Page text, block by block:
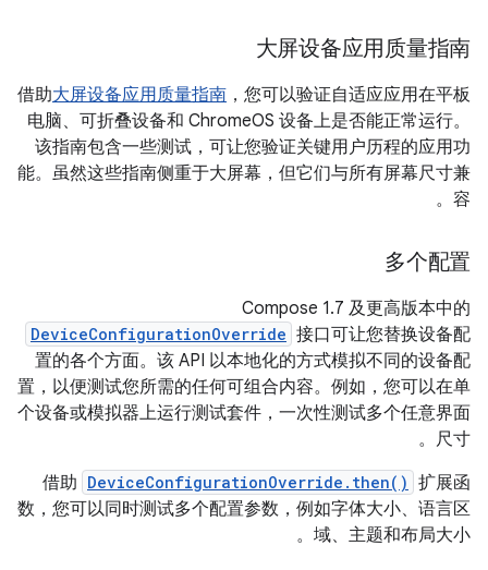
大屏设备应用质量指南
借助大屏设备应用质量指南 ，您可以验证自适应应用在平板
电脑、可折叠设备和 ChromeOS 设备上是否能正常运行。
该指南包含一些测试，可让您验证关键用户历程的应用功
能。虽然这些指南侧重于大屏幕，但它们与所有屏幕尺寸兼
容。
多个配置
Compose 1.7 及更高版本中的
DeviceConfigurationOverride 接口可让您替换设备配
置的各个方面。该 API 以本地化的方式模拟不同的设备配
置，以便测试您所需的任何可组合内容。例如，您可以在单
个设备或模拟器上运行测试套件，一次性测试多个任意界面
尺寸。
借助 DeviceConfigurationOverride.then() 扩展函
数，您可以同时测试多个配置参数，例如字体大小、语言区
域、主题和布局大小。